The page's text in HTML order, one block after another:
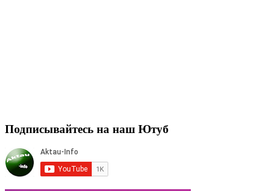
Подписывайтесь на наш Ютуб